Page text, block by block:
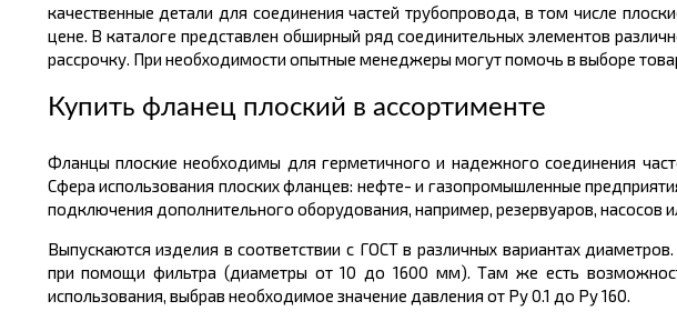
качественные детали для соединения частей трубопровода, в том числе
цене. В каталоге представлен обширный ряд соединительных элементов
рассрочку. При необходимости опытные менеджеры могут помочь в выборе
Купить фланец плоский в ассортименте
Фланцы плоские необходимы для герметичного и надежного соединения
Сфера использования плоских фланцев: нефте- и газопромышленные
подключения дополнительного оборудования, например, резервуаров, насосов
Выпускаются изделия в соответствии с ГОСТ в различных вариантах
при помощи фильтра (диаметры от 10 до 1600 мм). Там же есть
использования, выбрав необходимое значение давления от Ру 0.1 до Ру 160.